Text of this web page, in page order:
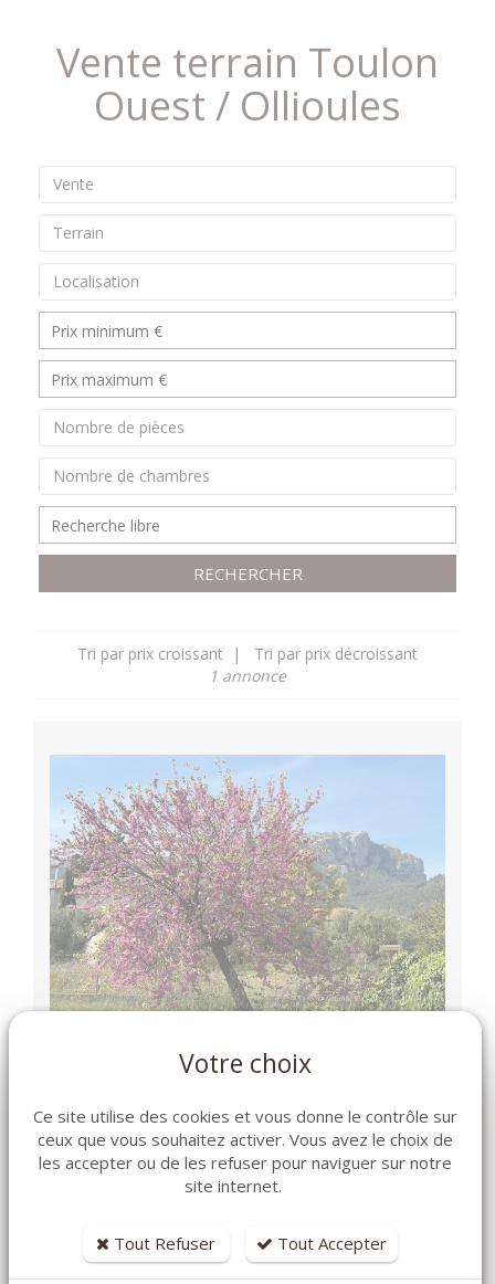
Vente terrain Toulon
Ouest / Ollioules
Vente
Terrain
Localisation
Nombre de pièces
Nombre de chambres
RECHERCHER
Tri par prix croissant |
Tri par prix décroissant
1 annonce
Toulon
RÉF. -
ACHAT/VENTE-TERRAIN CONSTRUCTIBLE- TOULON
Votre choix
Ce site utilise des cookies et vous donne le contrôle sur
ceux que vous souhaitez activer. Vous avez le choix de
les accepter ou de les refuser pour naviguer sur notre
site internet.
Tout Refuser Tout Accepter